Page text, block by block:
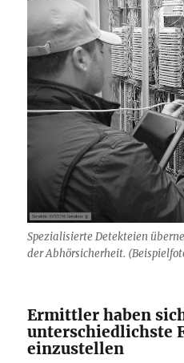
Spezialisierte Detekteien
der Abhörsicherheit.
Ermittler haben
unterschiedlichste
einzustellen